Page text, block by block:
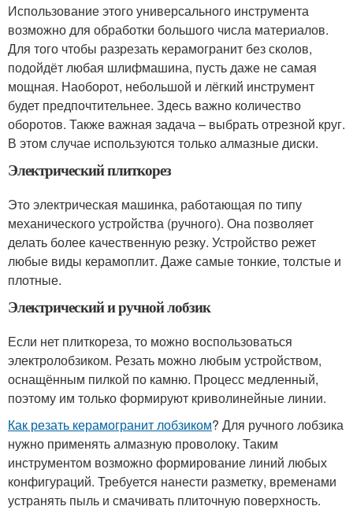
Использование этого универсального инструмента
возможно для обработки большого числа материалов.
Для того чтобы разрезать керамогранит без сколов,
подойдёт любая шлифмашина, пусть даже не самая
мощная. Наоборот, небольшой и лёгкий инструмент
будет предпочтительнее. Здесь важно количество
оборотов. Также важная задача – выбрать отрезной круг.
В этом случае используются только алмазные диски.
Электрический плиткорез
Это электрическая машинка, работающая по типу
механического устройства (ручного). Она позволяет
делать более качественную резку. Устройство режет
любые виды керамоплит. Даже самые тонкие, толстые и
плотные.
Электрический и ручной лобзик
Если нет плиткореза, то можно воспользоваться
электролобзиком. Резать можно любым устройством,
оснащённым пилкой по камню. Процесс медленный,
поэтому им только формируют криволинейные линии.
Как резать керамогранит лобзиком? Для ручного лобзика
нужно применять алмазную проволоку. Таким
инструментом возможно формирование линий любых
конфигураций. Требуется нанести разметку, временами
устранять пыль и смачивать плиточную поверхность.